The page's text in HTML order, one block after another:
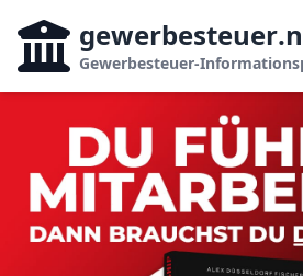
gewerbesteuer
Gewerbesteuer-